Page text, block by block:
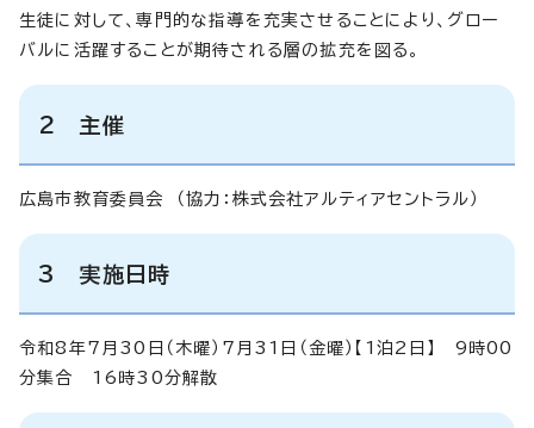
生徒に対して、専門的な指導を充実させることにより、グロー
バルに活躍することが期待される層の拡充を図る。
2 主催
広島市教育委員会 （協力：株式会社アルティアセントラル）
3 実施日時
令和8年7月30日（木曜）7月31日（金曜）【1泊2日】 9時00
分集合 16時30分解散